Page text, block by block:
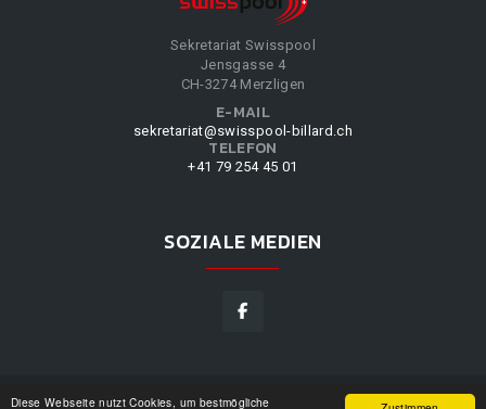
Diese Webseite nutzt Cookies, um bestmögliche
Sekretariat Swisspool
Jensgasse 4
CH-3274 Merzligen
E-MAIL
sekretariat@swisspool-billard.ch
TELEFON
+41 79 254 45 01
SOZIALE MEDIEN